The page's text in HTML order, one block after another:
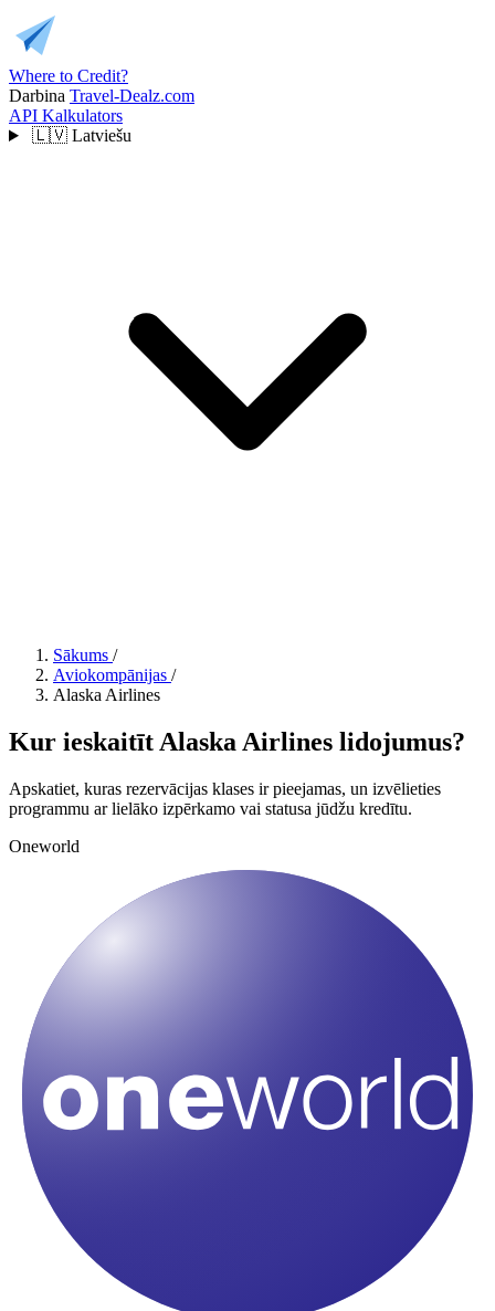
Where to Credit?
Darbina Travel-Dealz.com
API Kalkulators
🇱🇻 Latviešu
Sākums /
Aviokompānijas /
Alaska Airlines
Kur ieskaitīt Alaska Airlines lidojumus?
Apskatiet, kuras rezervācijas klases ir pieejamas, un izvēlieties
programmu ar lielāko izpērkamo vai statusa jūdžu kredītu.
Oneworld